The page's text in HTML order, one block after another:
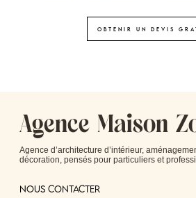
Obtenir un devis
Agence Maison
Agence d’architecture d’intérieur,
décoration, pensés pour particuliers et
Nous contacter